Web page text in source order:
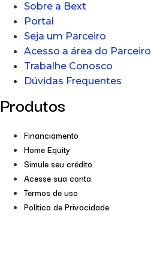
Sobre a Bext
Portal
Seja um Parceiro
Acesso a área do Parceiro
Trabalhe Conosco
Dúvidas Frequentes
Produtos
Financiamento
Home Equity
Simule seu crédito
Acesse sua conta
Termos de uso
Política de Privacidade